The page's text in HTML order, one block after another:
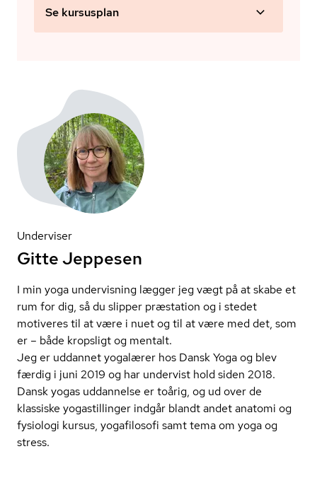
Se kursusplan
Underviser
Gitte Jeppesen
I min yoga undervisning lægger jeg vægt på at skabe et
rum for dig, så du slipper præstation og i stedet
motiveres til at være i nuet og til at være med det, som
er – både kropsligt og mentalt.
Jeg er uddannet yogalærer hos Dansk Yoga og blev
færdig i juni 2019 og har undervist hold siden 2018.
Dansk yogas uddannelse er toårig, og ud over de
klassiske yogastillinger indgår blandt andet anatomi og
fysiologi kursus, yogafilosofi samt tema om yoga og
stress.